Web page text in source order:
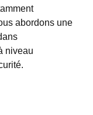
abordons une
niveau